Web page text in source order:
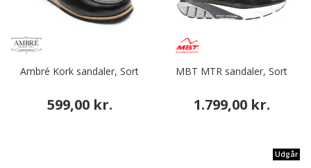
Ambré Kork sandaler, Sort
599,00 kr.
MBT MTR sandaler, Sort
1.799,00 kr.
Udgår